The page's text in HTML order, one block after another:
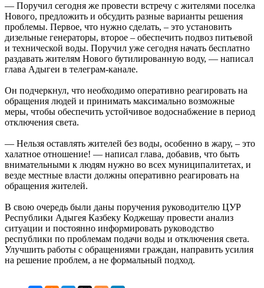
— Поручил сегодня же провести встречу с жителями поселка
Нового, предложить и обсудить разные варианты решения
проблемы. Первое, что нужно сделать, – это установить
дизельные генераторы, второе – обеспечить подвоз питьевой
и технической воды. Поручил уже сегодня начать бесплатно
раздавать жителям Нового бутилированную воду, — написал
глава Адыгеи в телеграм-канале.
Он подчеркнул, что необходимо оперативно реагировать на
обращения людей и принимать максимально возможные
меры, чтобы обеспечить устойчивое водоснабжение в период
отключения света.
— Нельзя оставлять жителей без воды, особенно в жару, – это
халатное отношение! — написал глава, добавив, что быть
внимательными к людям нужно во всех муниципалитетах, и
везде местные власти должны оперативно реагировать на
обращения жителей.
В свою очередь были даны поручения руководителю ЦУР
Республики Адыгея Казбеку Коджешау провести анализ
ситуации и постоянно информировать руководство
республики по проблемам подачи воды и отключения света.
Улучшить работы с обращениями граждан, направить усилия
на решение проблем, а не формальный подход.